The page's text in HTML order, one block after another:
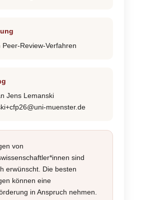
Peer-Review-Verfahren
Jens Lemanski
muenster.de
von
sind
erwünscht. Die besten
können eine
in Anspruch nehmen.